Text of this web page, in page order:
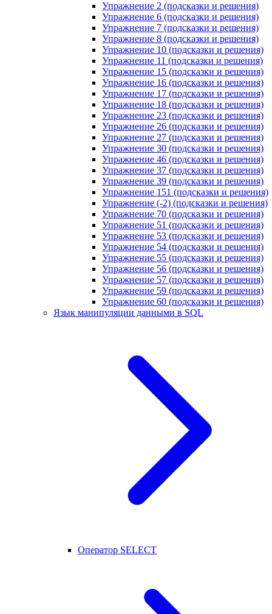
Упражнение 2 (подсказки и решения)
Упражнение 6 (подсказки и решения)
Упражнение 7 (подсказки и решения)
Упражнение 8 (подсказки и решения)
Упражнение 10 (подсказки и решения)
Упражнение 11 (подсказки и решения)
Упражнение 15 (подсказки и решения)
Упражнение 16 (подсказки и решения)
Упражнение 17 (подсказки и решения)
Упражнение 18 (подсказки и решения)
Упражнение 23 (подсказки и решения)
Упражнение 26 (подсказки и решения)
Упражнение 27 (подсказки и решения)
Упражнение 30 (подсказки и решения)
Упражнение 46 (подсказки и решения)
Упражнение 37 (подсказки и решения)
Упражнение 39 (подсказки и решения)
Упражнение 151 (подсказки и решения)
Упражнение (-2) (подсказки и решения)
Упражнение 70 (подсказки и решения)
Упражнение 51 (подсказки и решения)
Упражнение 53 (подсказки и решения)
Упражнение 54 (подсказки и решения)
Упражнение 55 (подсказки и решения)
Упражнение 56 (подсказки и решения)
Упражнение 57 (подсказки и решения)
Упражнение 59 (подсказки и решения)
Упражнение 60 (подсказки и решения)
Язык манипуляции данными в SQL
Оператор SELECT